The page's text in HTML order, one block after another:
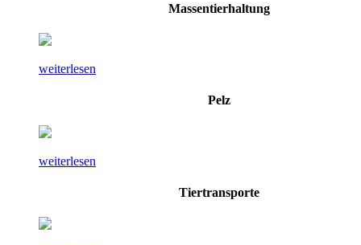
Massentierhaltung
weiterlesen
Pelz
weiterlesen
Tiertransporte